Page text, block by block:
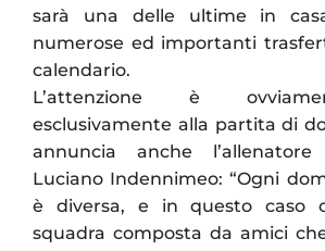
sarà una delle ultime in
numerose ed importanti
calendario.
L’attenzione è
esclusivamente alla partita di
annuncia anche
Luciano Indennimeo: “Ogni
è diversa, e in questo caso
squadra composta da amici